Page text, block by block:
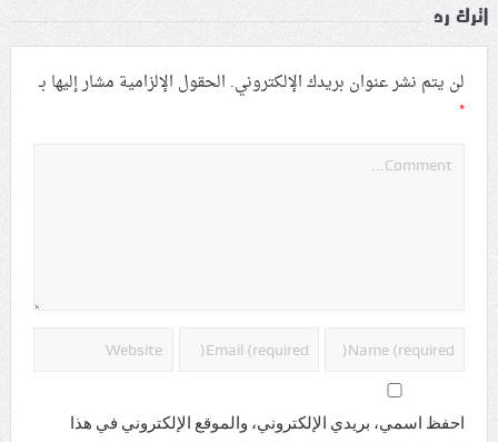
اترك رد
لن يتم نشر عنوان بريدك الإلكتروني. الحقول الإلزامية مشار إليها بـ
*
احفظ اسمي، بريدي الإلكتروني، والموقع الإلكتروني في هذا